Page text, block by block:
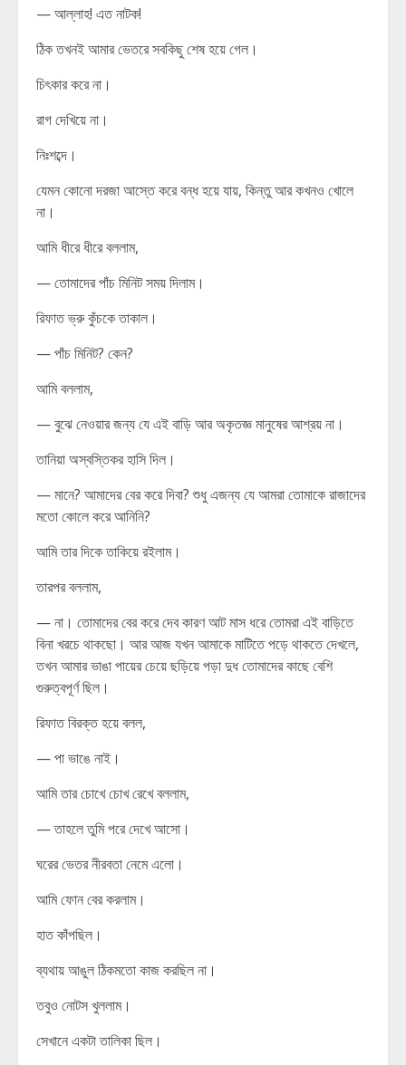
— আল্লাহ! এত নাটক!
ঠিক তখনই আমার ভেতরে সবকিছু শেষ হয়ে গেল।
চিৎকার করে না।
রাগ দেখিয়ে না।
নিঃশব্দে।
যেমন কোনো দরজা আস্তে করে বন্ধ হয়ে যায়, কিন্তু আর কখনও খোলে
না।
আমি ধীরে ধীরে বললাম,
— তোমাদের পাঁচ মিনিট সময় দিলাম।
রিফাত ভ্রু কুঁচকে তাকাল।
— পাঁচ মিনিট? কেন?
আমি বললাম,
— বুঝে নেওয়ার জন্য যে এই বাড়ি আর অকৃতজ্ঞ মানুষের আশ্রয় না।
তানিয়া অস্বস্তিকর হাসি দিল।
— মানে? আমাদের বের করে দিবা? শুধু এজন্য যে আমরা তোমাকে রাজাদের
মতো কোলে করে আনিনি?
আমি তার দিকে তাকিয়ে রইলাম।
তারপর বললাম,
— না। তোমাদের বের করে দেব কারণ আট মাস ধরে তোমরা এই বাড়িতে
বিনা খরচে থাকছো। আর আজ যখন আমাকে মাটিতে পড়ে থাকতে দেখলে,
তখন আমার ভাঙা পায়ের চেয়ে ছড়িয়ে পড়া দুধ তোমাদের কাছে বেশি
গুরুত্বপূর্ণ ছিল।
রিফাত বিরক্ত হয়ে বলল,
— পা ভাঙে নাই।
আমি তার চোখে চোখ রেখে বললাম,
— তাহলে তুমি পরে দেখে আসো।
ঘরের ভেতর নীরবতা নেমে এলো।
আমি ফোন বের করলাম।
হাত কাঁপছিল।
ব্যথায় আঙুল ঠিকমতো কাজ করছিল না।
তবুও নোটস খুললাম।
সেখানে একটা তালিকা ছিল।